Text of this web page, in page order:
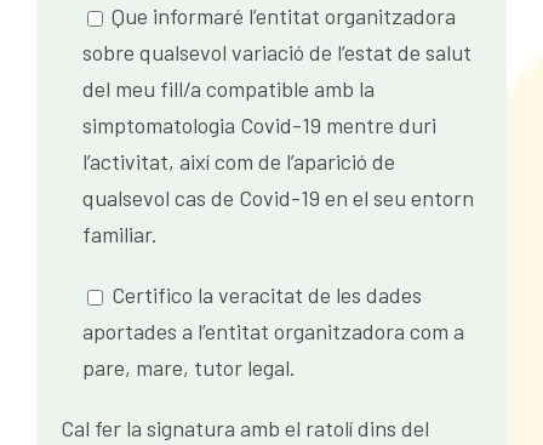
Que informaré l’entitat organitzadora
sobre qualsevol variació de l’estat de salut
del meu fill/a compatible amb la
simptomatologia Covid-19 mentre duri
l’activitat, així com de l’aparició de
qualsevol cas de Covid-19 en el seu entorn
familiar.
Certifico la veracitat de les dades
aportades a l’entitat organitzadora com a
pare, mare, tutor legal.
Cal fer la signatura amb el ratolí dins del